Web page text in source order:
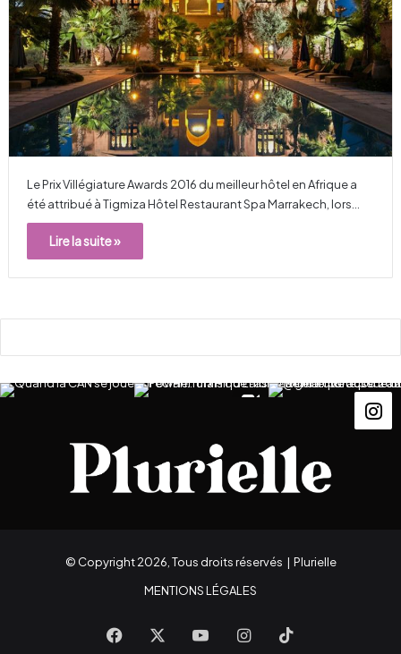
Le Prix Villégiature Awards 2016 du meilleur hôtel en Afrique a
été attribué à Tigmiza Hôtel Restaurant Spa Marrakech, lors…
Lire la suite »
© Copyright 2026, Tous droits réservés | Plurielle
MENTIONS LÉGALES
Facebook YouTubeInstagram